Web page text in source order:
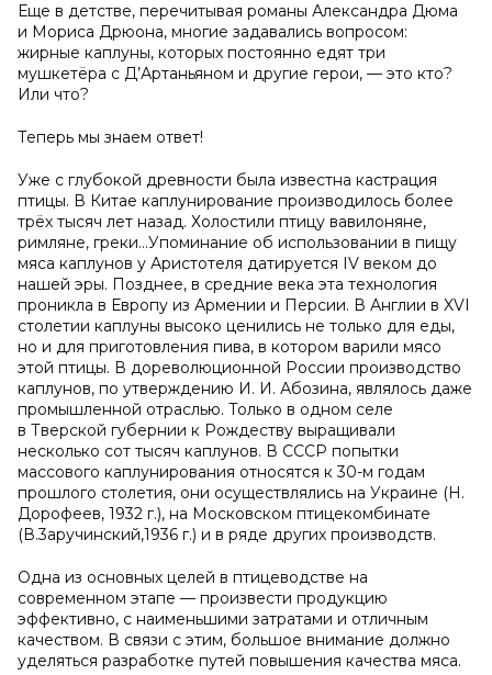
Еще в детстве, перечитывая романы Александра Дюма
и Мориса Дрюона, многие задавались вопросом:
жирные каплуны, которых постоянно едят три
мушкетёра с Д’Артаньяном и другие герои, — это кто?
Или что?
Теперь мы знаем ответ!
Уже с глубокой древности была известна кастрация
птицы. В Китае каплунирование производилось более
трёх тысяч лет назад. Холостили птицу вавилоняне,
римляне, греки...Упоминание об использовании в пищу
мяса каплунов у Аристотеля датируется IV веком до
нашей эры. Позднее, в средние века эта технология
проникла в Европу из Армении и Персии. В Англии в XVI
столетии каплуны высоко ценились не только для еды,
но и для приготовления пива, в котором варили мясо
этой птицы. В дореволюционной России производство
каплунов, по утверждению И. И. Абозина, являлось даже
промышленной отраслью. Только в одном селе
в Тверской губернии к Рождеству выращивали
несколько сот тысяч каплунов. В СССР попытки
массового каплунирования относятся к 30-м годам
прошлого столетия, они осуществлялись на Украине (Н.
Дорофеев, 1932 г.), на Московском птицекомбинате
(В.3аручинский,1936 г.) и в ряде других производств.
Одна из основных целей в птицеводстве на
современном этапе — произвести продукцию
эффективно, с наименьшими затратами и отличным
качеством. В связи с этим, большое внимание должно
уделяться разработке путей повышения качества мяса.